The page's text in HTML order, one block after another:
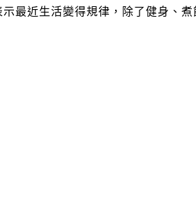
最近生活變得規律，除了健身、